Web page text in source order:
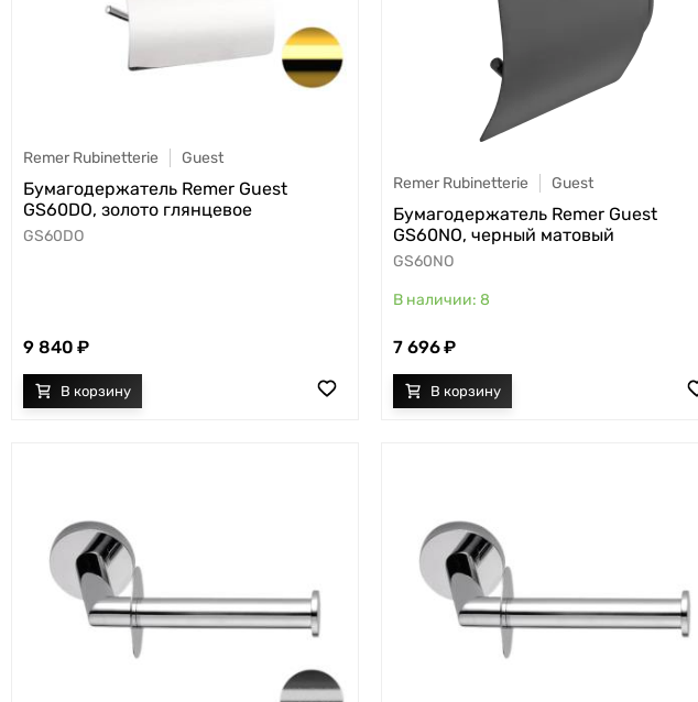
Remer Rubinetterie Guest
Бумагодержатель Remer Guest
GS60DO, золото глянцевое
GS60DO
9 840
Remer Rubinetterie Guest
Бумагодержатель Remer Guest
GS60NO, черный матовый
GS60NO
8
7 696